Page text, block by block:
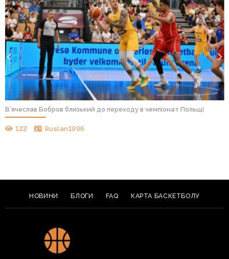
В’ячеслав Бобров близький до переходу в чемпіонат Польщі
122 Ruslan1996
НОВИНИ БЛОГИ FAQ КАРТА БАСКЕТБОЛУ